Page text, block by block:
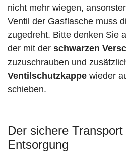
nicht mehr wiegen,
Ventil der Gasflasche muss
zugedreht. Bitte denken Sie
der mit der schwarzen
zuzuschrauben und
Ventilschutzkappe wieder
schieben.
Der sichere
Entsorgung